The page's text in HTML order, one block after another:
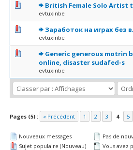
British Female Solo Artist
evtuxinbe
0 Votes - 0 sur 5 en
1234 5
Заработок на играх без
evtuxinbe
0 Votes - 0 sur 5 en
12345
Generic generous motrin
online, disaster sudafed-s
evtuxinbe
0 Votes - 0 sur 5 en
123 45
Pages (5) : « Précédent 1 2 3 4 5
Nouveaux messages
Sujet populaire (Nouveau)
Pas de
Vous avez